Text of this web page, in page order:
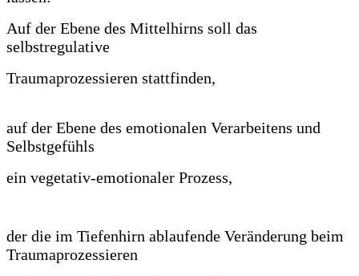
Auf der Ebene des Mittelhirns soll das
selbstregulative
Traumaprozessieren stattfinden,
auf der Ebene des emotionalen Verarbeitens und
Selbstgefühls
ein vegetativ-emotionaler Prozess,
der die im Tiefenhirn ablaufende Veränderung beim
Traumaprozessieren